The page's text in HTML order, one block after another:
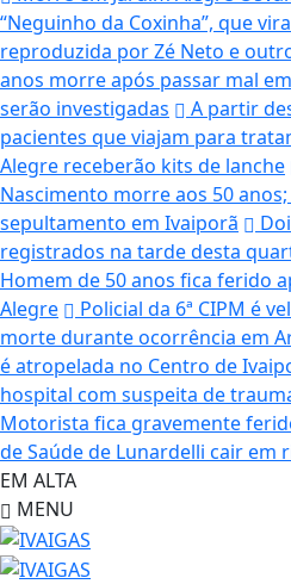
“Neguinho da Coxinha”, que
reproduzida por Zé Neto e
anos morre após passar mal
serão investigadas
A partir
pacientes que viajam para
Alegre receberão kits de lanche
Nascimento morre aos 50
sepultamento em Ivaiporã
registrados na tarde desta
Homem de 50 anos fica ferido
Alegre
Policial da 6ª CIPM é
morte durante ocorrência em
é atropelada no Centro de
hospital com suspeita de
Motorista fica gravemente
de Saúde de Lunardelli cair em
EM ALTA
MENU